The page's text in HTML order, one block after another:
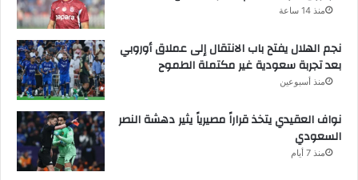
منذ 14 ساعة
نجم الهلال يفتح باب الانتقال إلى عملاق أوروبي
بعد تجربة سعودية غير مكتملة الطموح
منذ أسبوعين
نواف العقيدي يتخذ قراراً مصيرياً يثير دهشة النصر
السعودي
منذ 7 أيام